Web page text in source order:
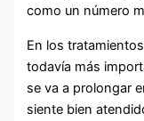
como un número
En los
todavía más
se va a prolongar
siente bien